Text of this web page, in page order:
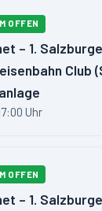
OFFEN
– 1.
Club
Uhr
OFFEN
– 1.